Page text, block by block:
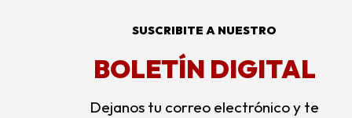
SUSCRIBITE A NUESTRO
BOLETÍN DIGITAL
Dejanos tu correo electrónico y te